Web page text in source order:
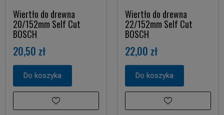
Wiertło do drewna
20/152mm Self Cut
BOSCH
20,50 zł
Do koszyka
Wiertło do drewna
22/152mm Self Cut
BOSCH
22,00 zł
Do koszyka